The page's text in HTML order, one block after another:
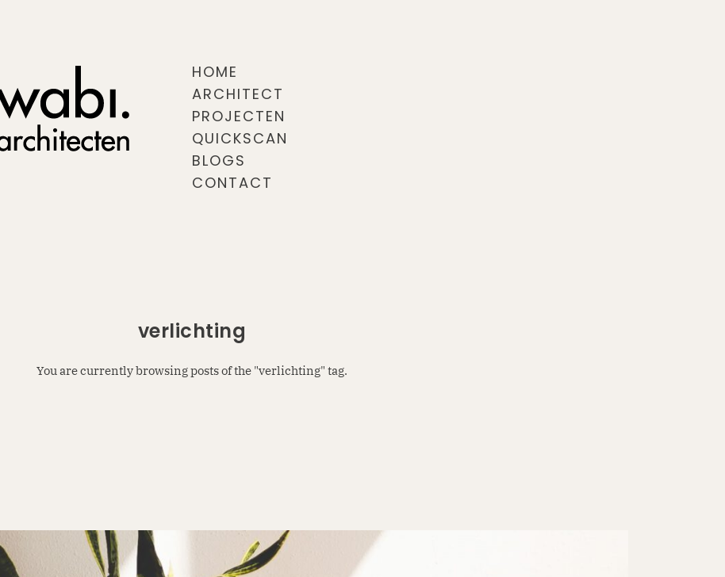
HOME
ARCHITECT
PROJECTEN
QUICKSCAN
BLOGS
CONTACT
verlichting
You are currently browsing posts of the "verlichting" tag.